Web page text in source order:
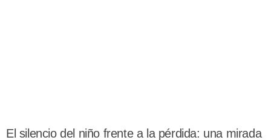
El silencio del niño frente a la pérdida: una mirada